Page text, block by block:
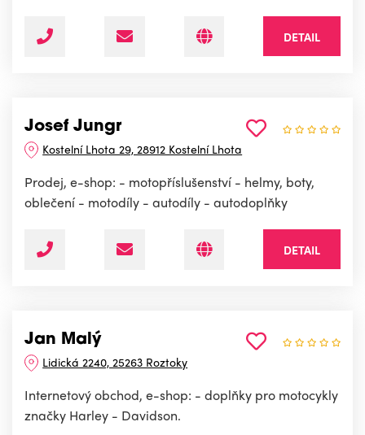
DETAIL
Josef Jungr
Kostelní Lhota 29, 28912 Kostelní Lhota
Prodej, e-shop: - motopříslušenství - helmy, boty,
oblečení - motodíly - autodíly - autodoplňky
DETAIL
Jan Malý
Lidická 2240, 25263 Roztoky
Internetový obchod, e-shop: - doplňky pro motocykly
značky Harley - Davidson.